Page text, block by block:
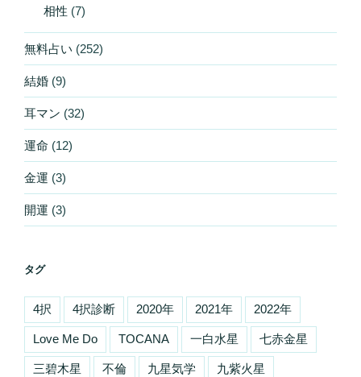
相性 (7)
無料占い (252)
結婚 (9)
耳マン (32)
運命 (12)
金運 (3)
開運 (3)
タグ
4択 4択診断 2020年 2021年 2022年
Love Me Do TOCANA 一白水星 七赤金星
三碧木星 不倫 九星気学 九紫火星